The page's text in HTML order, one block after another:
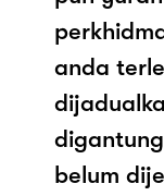
anda
belum